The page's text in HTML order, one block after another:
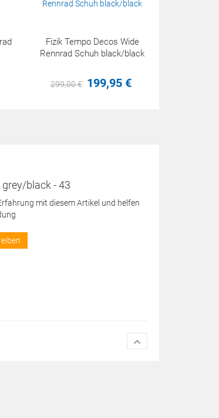
Fizik Tempo Decos Wide
Rennrad Schuh black/black
299,00€ 199,95 €
black - 43
mit diesem Artikel und helfen